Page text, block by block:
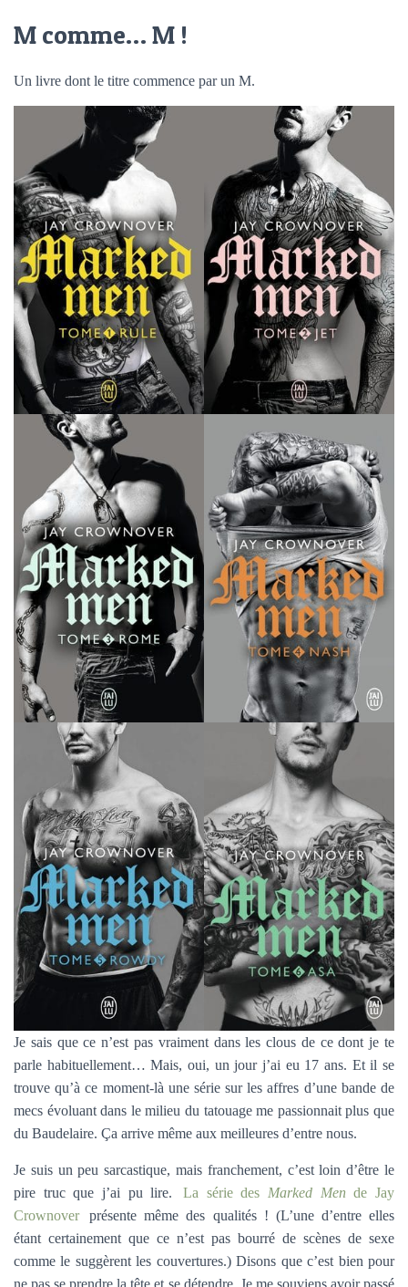
M comme… M !
Un livre dont le titre commence par un M.
Je sais que ce n’est pas vraiment dans les clous de ce dont je te
parle habituellement… Mais, oui, un jour j’ai eu 17 ans. Et il se
trouve qu’à ce moment-là une série sur les affres d’une bande de
mecs évoluant dans le milieu du tatouage me passionnait plus que
du Baudelaire. Ça arrive même aux meilleures d’entre nous.
Je suis un peu sarcastique, mais franchement, c’est loin d’être le
pire truc que j’ai pu lire.
La série des Marked Men de Jay
Crownover
présente même des qualités ! (L’une d’entre elles
étant certainement que ce n’est pas bourré de scènes de sexe
comme le suggèrent les couvertures.) Disons que c’est bien pour
ne pas se prendre la tête et se détendre. Je me souviens avoir passé